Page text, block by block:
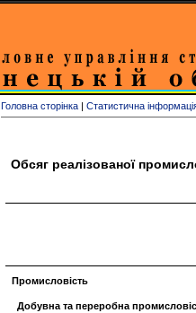
Головна сторінка | Статистична
Обсяг реалізованої
Промисловість
Добувна та переробна